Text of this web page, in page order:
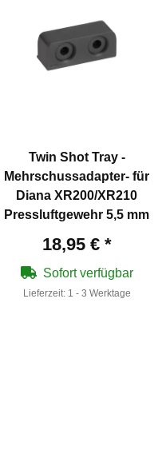
Twin Shot Tray -
Mehrschussadapter- für
Diana XR200/XR210
Pressluftgewehr 5,5 mm
18,95 € *
Sofort verfügbar
Lieferzeit: 1 - 3 Werktage